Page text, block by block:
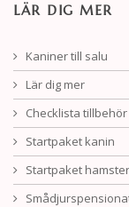
LÄR DIG MER
Kaniner till salu
Lär dig mer
Checklista tillbehör
Startpaket kanin
Startpaket hamster